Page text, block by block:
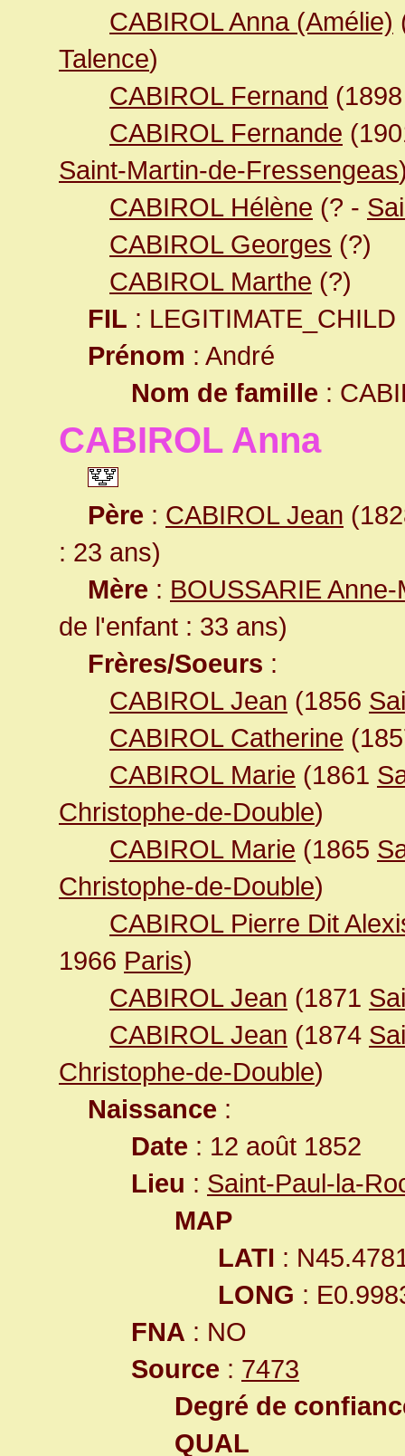
CABIROL Anna (Amélie)
Talence)
CABIROL Fernand
CABIROL Fernande
Saint-Martin-de-Fressengeas
CABIROL Hélène (? -
CABIROL Georges (?)
CABIROL Marthe (?)
FIL : LEGITIMATE_CHILD
Prénom : André
Nom de famille :
CABIROL Anna
Père : CABIROL Jean
: 23 ans)
Mère : BOUSSARIE Anne-
de l'enfant : 33 ans)
Frères/Soeurs :
CABIROL Jean (1856
CABIROL Catherine
CABIROL Marie (1861
Christophe-de-Double)
CABIROL Marie (1865
Christophe-de-Double)
CABIROL Pierre Dit
1966 Paris)
CABIROL Jean (1871
CABIROL Jean (1874
Christophe-de-Double)
Naissance :
Date : 12 août 1852
Lieu : Saint-Paul-la-
MAP
LATI :
LONG :
FNA : NO
Source : 7473
Degré de
QUAL